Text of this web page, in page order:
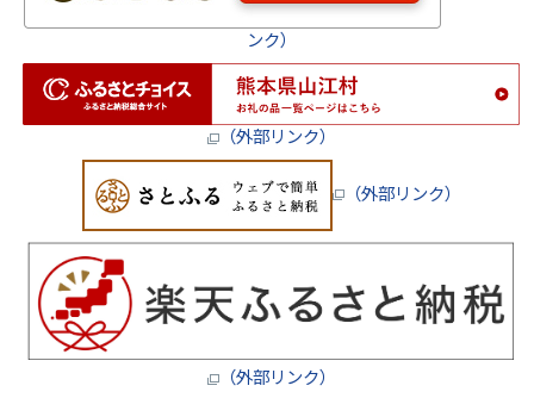
ンク）
（外部リンク）
（外部リンク）
（外部リンク）